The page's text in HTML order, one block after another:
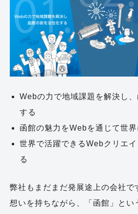
Webの力で地域課題を解決し
する
函館の魅力をWebを通じて世
世界で活躍できるWebクリエ
る
弊社もまだまだ発展途上の会社で
想いを持ちながら、「函館」とい